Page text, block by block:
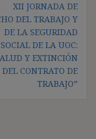
XII JORNADA DE
DEL TRABAJO Y
DE LA SEGURIDAD
SOCIAL DE LA UOC:
Y EXTINCIÓN
DEL CONTRATO DE
TRABAJO”